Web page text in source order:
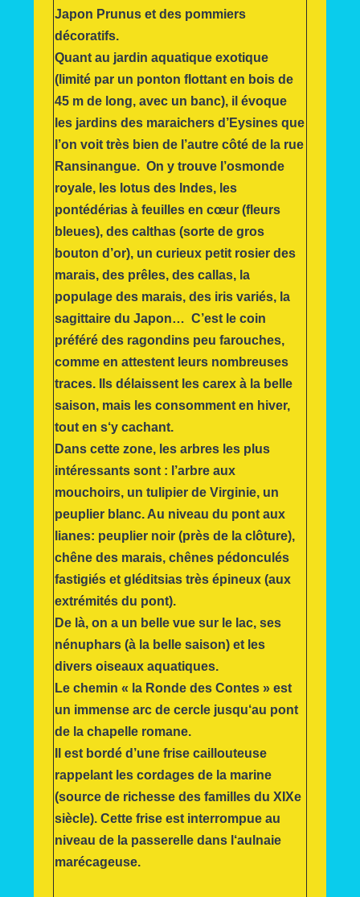
Japon Prunus et des pommiers
décoratifs.
Quant au jardin aquatique exotique
(limité par un ponton flottant en bois de
45 m de long, avec un banc), il évoque
les jardins des maraichers d’Eysines que
l’on voit très bien de l’autre côté de la rue
Ransinangue. On y trouve l’osmonde
royale, les lotus des Indes, les
pontédérias à feuilles en cœur (fleurs
bleues), des calthas (sorte de gros
bouton d’or), un curieux petit rosier des
marais, des prêles, des callas, la
populage des marais, des iris variés, la
sagittaire du Japon… C’est le coin
préféré des ragondins peu farouches,
comme en attestent leurs nombreuses
traces. Ils délaissent les carex à la belle
saison, mais les consomment en hiver,
tout en s‘y cachant.
Dans cette zone, les arbres les plus
intéressants sont : l’arbre aux
mouchoirs, un tulipier de Virginie, un
peuplier blanc. Au niveau du pont aux
lianes: peuplier noir (près de la clôture),
chêne des marais, chênes pédonculés
fastigiés et gléditsias très épineux (aux
extrémités du pont).
De là, on a un belle vue sur le lac, ses
nénuphars (à la belle saison) et les
divers oiseaux aquatiques.
Le chemin « la Ronde des Contes » est
un immense arc de cercle jusqu‘au pont
de la chapelle romane.
Il est bordé d’une frise caillouteuse
rappelant les cordages de la marine
(source de richesse des familles du XIXe
siècle). Cette frise est interrompue au
niveau de la passerelle dans l‘aulnaie
marécageuse.